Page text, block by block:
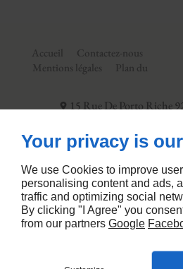
15 Rue De Porto Riche
Accueil
Contactez-nous
Mentions légales
Plan du
Linkeo
Your privacy is
We use Cookies to improve
personalising content and ads,
traffic and optimizing social
By clicking "I Agree" you
from our partners Google